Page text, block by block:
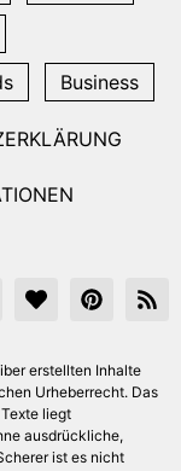
Business
erstellten Inhalte
Urheberrecht. Das
liegt
ausdrückliche,
ist es nicht